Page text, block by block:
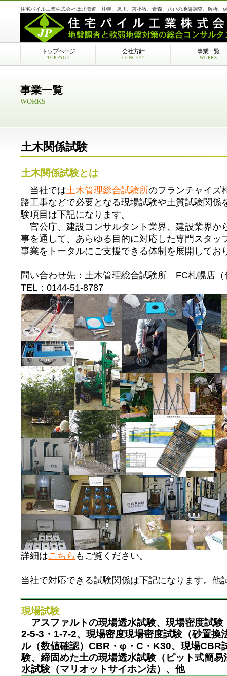
住宅パイル工業株式会社は北海道、札幌、旭川、苫小牧、青森、八戸の地盤調査、解析、
事業一覧
WORKS
土木関係試験
土木関係試験とは
当社では土木管理総合試験所のフランチャイズ
路工事などで必要となる現場試験や土質試験関係
験項目は下記になります。
官公庁、建設コンサルタント業界、建設業界か
事を通して、あらゆる目的に対応した専門スタッ
事業をトータルにご支援できる体制を展開してお
問い合わせ先：土木管理総合試験所 FC札幌店（
TEL：0144-51-8787
詳細はこちら もご覧ください。
当社で対応できる試験関係は下記になります。他
現場試験
アスファルトの現場透水試験、現場密度試
2-5-3・1-7-2、現場密度現場密度試験（砂置換
ル（数値確認）CBR・φ・C・K30、現場CBR
験、締固めた土の現場透水試験（ピット式簡
水試験（マリオットサイホン法）、他
トップページ
TOP PAGE
会社方針
CONCEPT
事業一覧
WORKS